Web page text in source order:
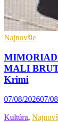
Najnovšie
MALI
Krimi
07/08/202607/
Kultúra,